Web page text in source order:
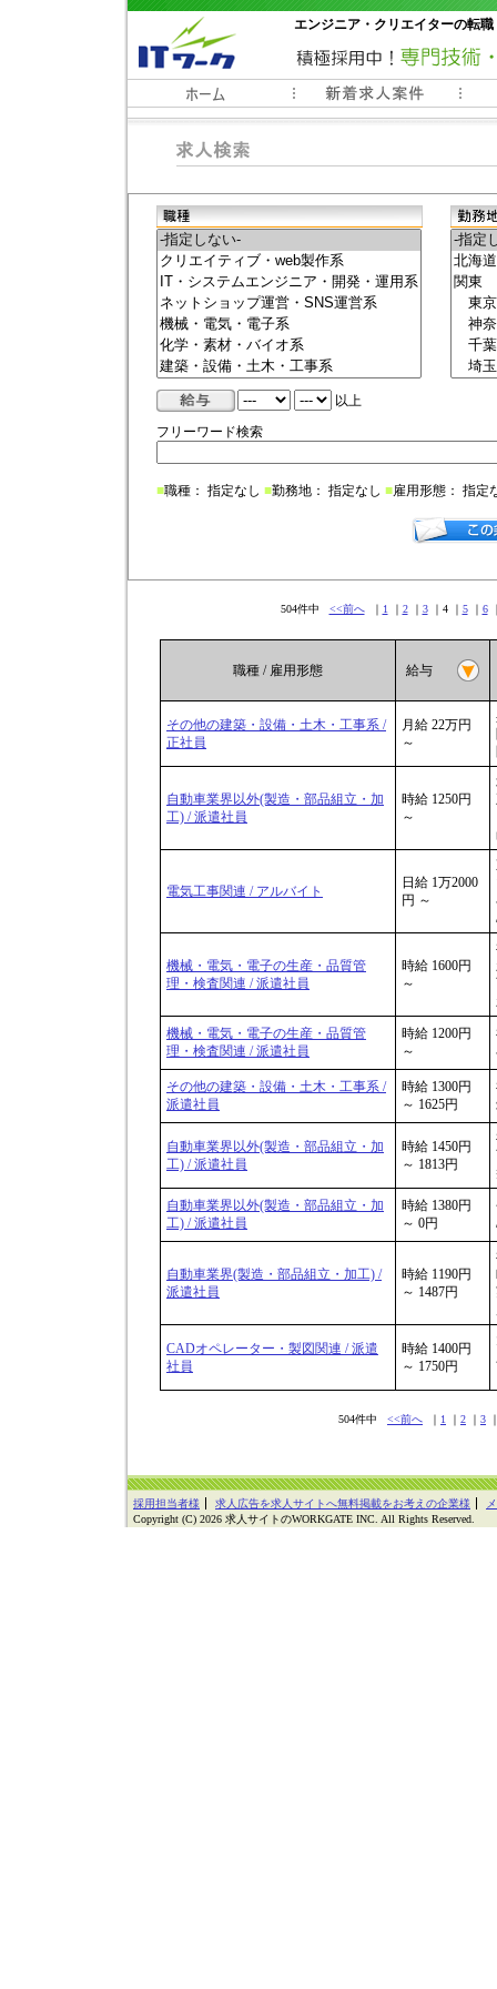
エンジニア・クリエイターの転
常時3000件以上の求人情報掲載中
以上
フリーワード検索
■職種： 指定なし ■勤務地： 指定なし ■雇用形態： 指定
504件中 <<前へ｜ 1 ｜ 2｜ 3｜4 ｜ 5｜ 6
職種 / 雇用形態 給与
その他の建築・設備・土木・工事系 /
正社員
月給 22万円
～
自動車業界以外(製造・部品組立・加
工) / 派遣社員
時給 1250円
～
電気工事関連 / アルバイト
日給 1万2000
円 ～
機械・電気・電子の生産・品質管
理・検査関連 / 派遣社員
時給 1600円
～
機械・電気・電子の生産・品質管
理・検査関連 / 派遣社員
時給 1200円
～
その他の建築・設備・土木・工事系 /
派遣社員
時給 1300円
～ 1625円
自動車業界以外(製造・部品組立・加
工) / 派遣社員
時給 1450円
～ 1813円
自動車業界以外(製造・部品組立・加
工) / 派遣社員
時給 1380円
～ 0円
自動車業界(製造・部品組立・加工) /
派遣社員
時給 1190円
～ 1487円
CADオペレーター・製図関連 / 派遣
社員
時給 1400円
～ 1750円
504件中 <<前へ ｜ 1 ｜ 2 ｜ 3
採用担当者様 求人広告を求人サイトへ無料掲載をお考えの企業様
Copyright (C) 2026 求人サイトのWORKGATE INC. All Rights Reserved.